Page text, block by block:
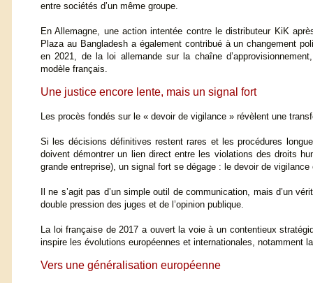
entre sociétés d’un même groupe.
En Allemagne, une action intentée contre le distributeur KiK
Plaza au Bangladesh a également contribué à un changement
en 2021, de la loi allemande sur la chaîne
modèle français.
Une justice encore lente, mais un signal fort
Les procès fondés sur le « devoir de vigilance » révèlent une
Si les décisions définitives restent rares et les procédures
doivent démontrer un lien direct entre les violations des droits
grande entreprise), un signal fort se dégage : le devoir de
Il ne s’agit pas d’un simple outil de communication, mais d’un
double pression des juges et de l’opinion publique.
La loi française de 2017 a ouvert la voie à un contentieux
inspire les évolutions européennes et internationales, notamment
Vers une généralisation européenne